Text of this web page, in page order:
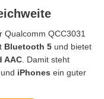
Qualcomm QCC3031
Bluetooth 5 und bietet
AAC. Damit steht
und iPhones ein guter